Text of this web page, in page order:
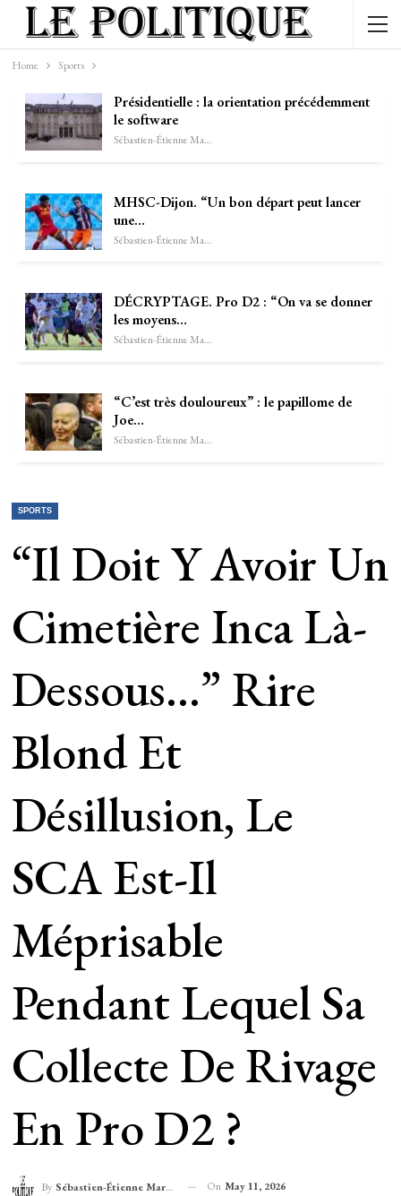
Home Sports
Présidentielle : la orientation précédemment
le software
Sébastien-Étienne Marechal
MHSC-Dijon. “Un bon départ peut lancer
une…
Sébastien-Étienne Marechal
DÉCRYPTAGE. Pro D2 : “On va se donner
les moyens…
Sébastien-Étienne Marechal
“C’est très douloureux” : le papillome de
Joe…
Sébastien-Étienne Marechal
SPORTS
“Il Doit Y Avoir Un
Cimetière Inca Là-
Dessous…” Rire
Blond Et
Désillusion, Le
SCA Est-Il
Méprisable
Pendant Lequel Sa
Collecte De Rivage
En Pro D2 ?
By Sébastien-Étienne Marechal On May 11, 2026